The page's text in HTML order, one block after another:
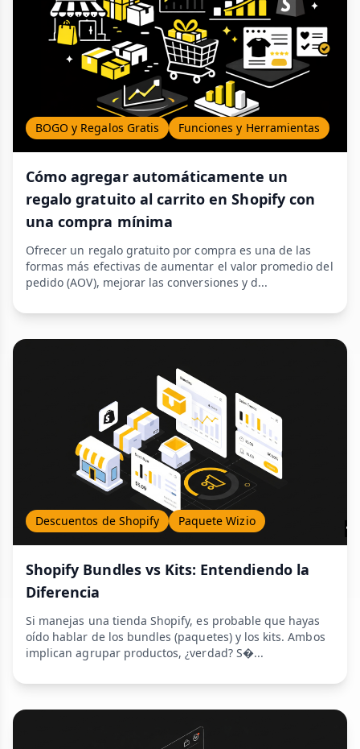
BOGO y Regalos Gratis Funciones y Herramientas
Cómo agregar automáticamente un
regalo gratuito al carrito en Shopify con
una compra mínima
Ofrecer un regalo gratuito por compra es una de las
formas más efectivas de aumentar el valor promedio del
pedido (AOV), mejorar las conversiones y d...
Descuentos de Shopify Paquete Wizio
Shopify Bundles vs Kits: Entendiendo la
Diferencia
Si manejas una tienda Shopify, es probable que hayas
oído hablar de los bundles (paquetes) y los kits. Ambos
implican agrupar productos, ¿verdad? S�...